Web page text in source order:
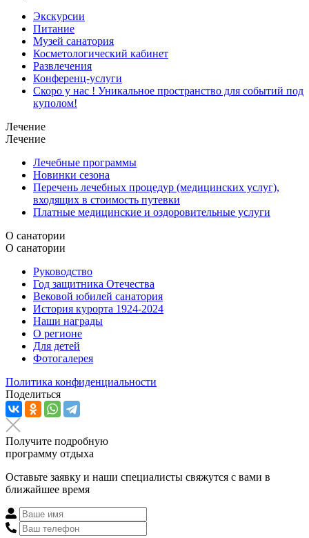
Экскурсии
Питание
Музей санатория
Косметологический кабинет
Развлечения
Конференц-услуги
Скоро у нас ! Уникальное пространство для событий под
куполом!
Лечение
Лечение
Лечебные программы
Новинки сезона
Перечень лечебных процедур (медицинских услуг),
входящих в стоимость путевки
Платные медицинские и оздоровительные услуги
О санатории
О санатории
Руководство
Год защитника Отечества
Вековой юбилей санатория
История курорта 1924-2024
Наши награды
О регионе
Для детей
Фотогалерея
Политика конфиденциальности
Поделиться
Получите подробную
программу отдыха
Оставьте заявку и наши специалисты свяжутся с вами в
ближайшее время